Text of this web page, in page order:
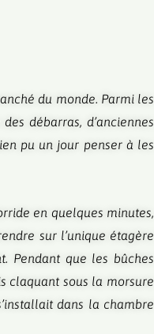
du monde. Parmi les
débarras, d’anciennes
pu un jour penser à les
en quelques minutes,
sur l’unique étagère
Pendant que les bûches
claquant sous la morsure
dans la chambre